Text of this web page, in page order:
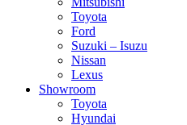
Toyota
Ford
Suzuki – Isuzu
Nissan
Lexus
Showroom
Toyota
Hyundai